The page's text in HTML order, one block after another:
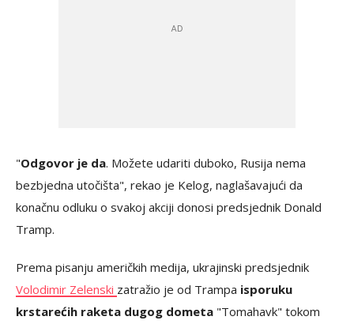
"Odgovor je da. Možete udariti duboko, Rusija nema
bezbjedna utočišta", rekao je Kelog, naglašavajući da
konačnu odluku o svakoj akciji donosi predsjednik Donald
Tramp.
Prema pisanju američkih medija, ukrajinski predsjednik
Volodimir Zelenski zatražio je od Trampa isporuku
krstarećih raketa dugog dometa "Tomahavk" tokom